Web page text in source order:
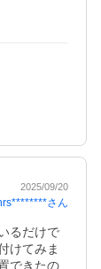
が、今
微力です
ます。
カメラ設
2025/09/20
さん
るだけで
けてみま
できたの